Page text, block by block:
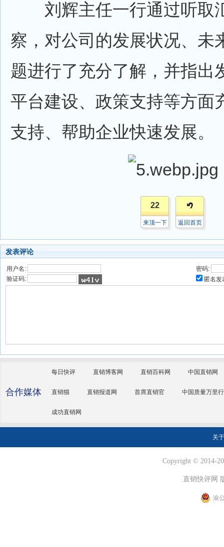
刘辉主任一行通过听取
察，对公司的发展状况、未
题进行了充分了解，并指出
平台建设、政策支持等方面
支持、帮助企业快速发展。
22
来顶一下 返回首页
发表评论
用户名:
密码:
验证码:
匿名发
合作媒体
每日快评 直销博客网 直销百科网 中国直销网
直销猫 直销报道网 首席直销官 中国质量万里行
成功直销网
关
Copyright © 2014-
直销快评网
渝